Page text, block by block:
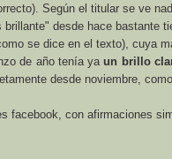
Según el titular se ve
desde hace bastante
se dice en el texto), cuya
de año tenía yaun brillo
desde noviembre,
facebook, con afirmaciones